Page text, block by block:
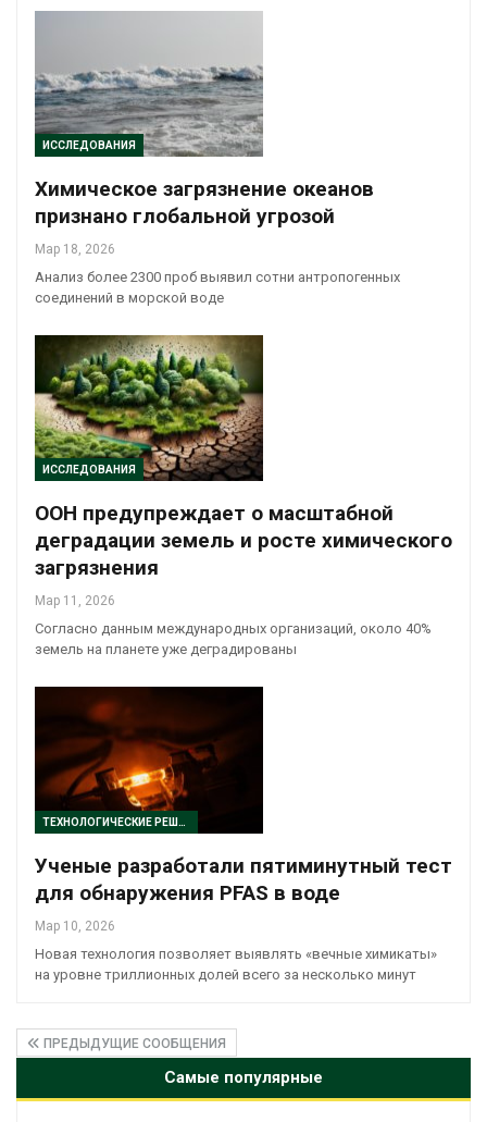
ИССЛЕДОВАНИЯ
Химическое загрязнение океанов
признано глобальной угрозой
Мар 18, 2026
Анализ более 2300 проб выявил сотни антропогенных
соединений в морской воде
ИССЛЕДОВАНИЯ
ООН предупреждает о масштабной
деградации земель и росте химического
загрязнения
Мар 11, 2026
Согласно данным международных организаций, около 40%
земель на планете уже деградированы
ТЕХНОЛОГИЧЕСКИЕ РЕШЕНИЯ
Ученые разработали пятиминутный тест
для обнаружения PFAS в воде
Мар 10, 2026
Новая технология позволяет выявлять «вечные химикаты»
на уровне триллионных долей всего за несколько минут
ПРЕДЫДУЩИЕ СООБЩЕНИЯ
Самые популярные